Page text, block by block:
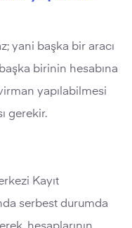
yani başka bir aracı
birinin hesabına
yapılabilmesi
gerekir.
Kayıt
serbest durumda
hesaplarının